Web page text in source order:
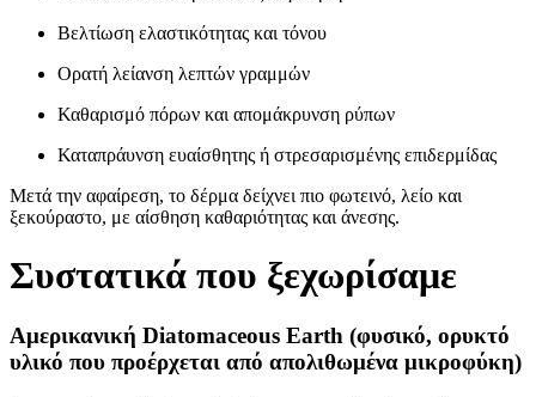
Βελτίωση ελαστικότητας και τόνου
Ορατή λείανση λεπτών γραμμών
Καθαρισμό πόρων και απομάκρυνση ρύπων
Καταπράυνση ευαίσθητης ή στρεσαρισμένης επιδερμίδας
Μετά την αφαίρεση, το δέρμα δείχνει πιο φωτεινό, λείο και
ξεκούραστο, με αίσθηση καθαριότητας και άνεσης.
Συστατικά που ξεχωρίσαμε
Αμερικανική Diatomaceous Earth (φυσικό, ορυκτό
υλικό που προέρχεται από απολιθωμένα μικροφύκη)